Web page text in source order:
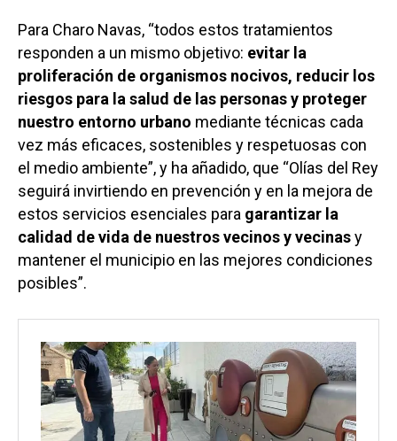
Para Charo Navas, “todos estos tratamientos
responden a un mismo objetivo: evitar la
proliferación de organismos nocivos, reducir los
riesgos para la salud de las personas y proteger
nuestro entorno urbano mediante técnicas cada
vez más eficaces, sostenibles y respetuosas con
el medio ambiente”, y ha añadido, que “Olías del Rey
seguirá invirtiendo en prevención y en la mejora de
estos servicios esenciales para garantizar la
calidad de vida de nuestros vecinos y vecinasy
mantener el municipio en las mejores condiciones
posibles”.